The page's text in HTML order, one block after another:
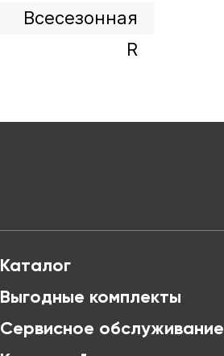
Всесезонная
R
Каталог
Выгодные комплекты
Сервисное обслуживание